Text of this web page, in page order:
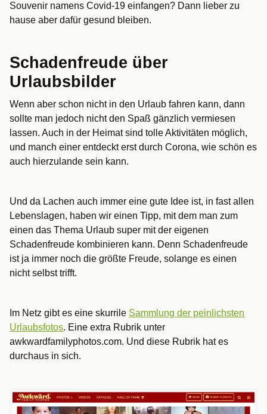
Souvenir namens Covid-19 einfangen? Dann lieber zu
hause aber dafür gesund bleiben.
Schadenfreude über
Urlaubsbilder
Wenn aber schon nicht in den Urlaub fahren kann, dann
sollte man jedoch nicht den Spaß gänzlich vermiesen
lassen. Auch in der Heimat sind tolle Aktivitäten möglich,
und manch einer entdeckt erst durch Corona, wie schön es
auch hierzulande sein kann.
Und da Lachen auch immer eine gute Idee ist, in fast allen
Lebenslagen, haben wir einen Tipp, mit dem man zum
einen das Thema Urlaub super mit der eigenen
Schadenfreude kombinieren kann. Denn Schadenfreude
ist ja immer noch die größte Freude, solange es einen
nicht selbst trifft.
Im Netz gibt es eine skurrile Sammlung der peinlichsten
Urlaubsfotos. Eine extra Rubrik unter
awkwardfamilyphotos.com. Und diese Rubrik hat es
durchaus in sich.